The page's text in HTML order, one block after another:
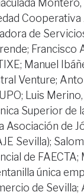
Cooperativa
de
Francisco
Manuel
Venture;
Luis
Superior de
Asociación de
Sevilla);
de FAECTA;
única
de Sevilla;